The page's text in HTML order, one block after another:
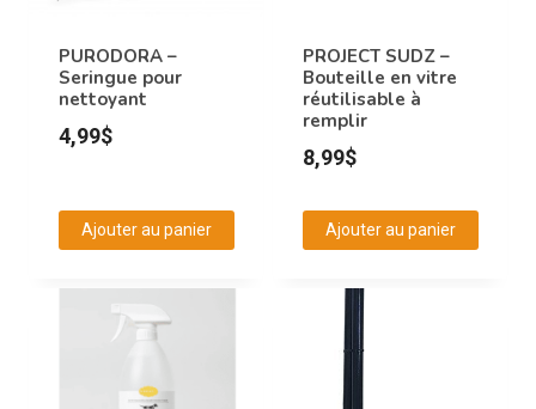
choisies
sur
la
page
produit
choisies
sur
la
page
du
produit
PURODORA –
Seringue pour
nettoyant
4,99$
Ajouter au panier
PROJECT SUDZ –
Bouteille en vitre
réutilisable à
remplir
8,99$
Ajouter au panier